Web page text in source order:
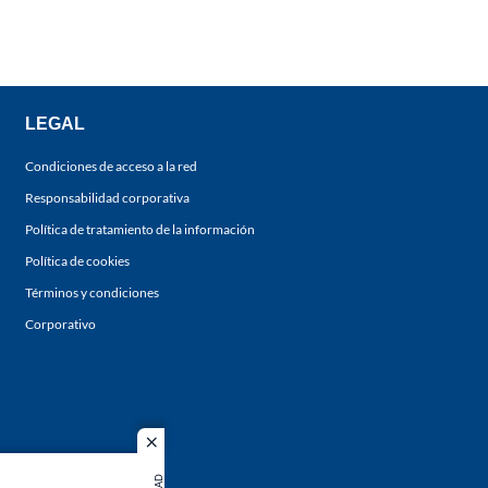
close
LEGAL
Condiciones de acceso a la red
Responsabilidad corporativa
Política de tratamiento de la información
Política de cookies
Términos y condiciones
Corporativo